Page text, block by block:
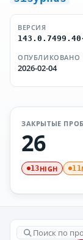
ВЕРСИЯ
ОПУБЛИКОВАНО
2026-02-04
ЗАКРЫТЫЕ
26
13HIGH 11